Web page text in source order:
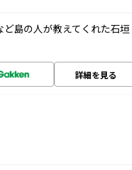
島の人が教えてくれた石垣
詳細を見る